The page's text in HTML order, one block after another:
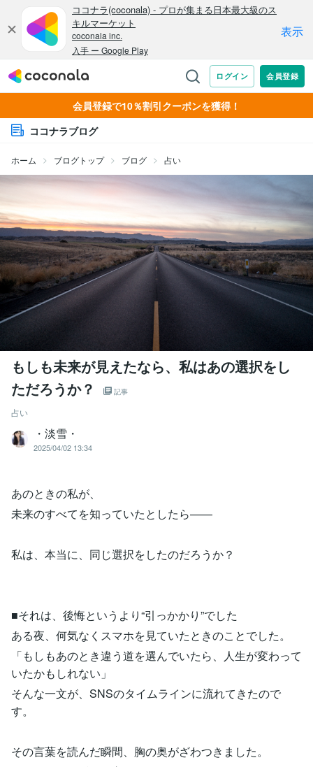
会員登録で10％割引クーポンを獲得！
ココナラブログ
ホーム ブログトップ ブログ 占い
もしも未来が見えたなら、私はあの選択をし
ただろうか？
記事
占い
・淡雪・
2025/04/02 13:34
あのときの私が、
未来のすべてを知っていたとしたら——
私は、本当に、同じ選択をしたのだろうか？
■それは、後悔というより“引っかかり”でした
ある夜、何気なくスマホを見ていたときのことでした。
「もしもあのとき違う道を選んでいたら、人生が変わって
いたかもしれない」
そんな一文が、SNSのタイムラインに流れてきたので
す。
その言葉を読んだ瞬間、胸の奥がざわつきました。